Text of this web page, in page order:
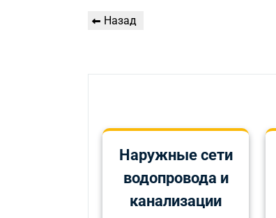
Навигация
записям
Предыдущая
Назад
Наружные сети
водопровода и
канализации